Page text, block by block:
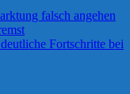
falsch angehen
Fortschritte bei